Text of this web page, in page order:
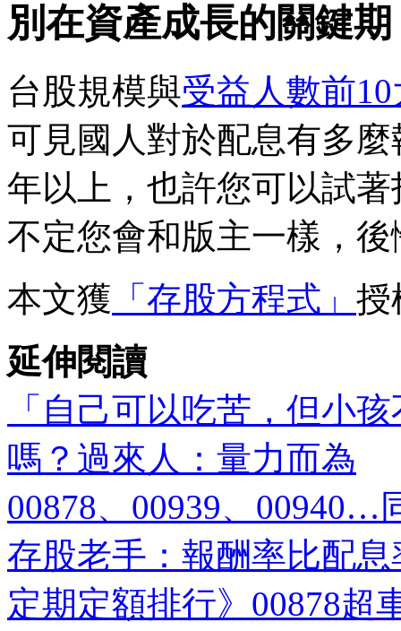
別在資產成長的關鍵
台股規模與受益人數前
可見國人對於配息有多
年以上，也許您可以試
不定您會和版主一樣，
本文獲 「存股方程式」 授
延伸閱讀
「自己可以吃苦，但小
嗎？過來人：量力而為
00878、00939、00940…
存股老手：報酬率比配
定期定額排行》00878超